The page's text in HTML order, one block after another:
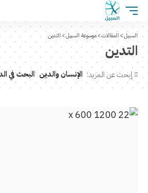
السبيل> المقالات>موسوعة السبيل> التدين
التدين
إبحث عن المزيد: الإنسان والدين البحث في